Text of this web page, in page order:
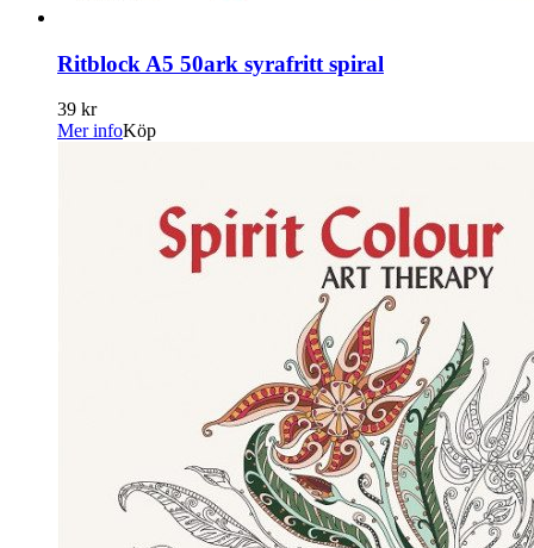
Ritblock A5 50ark syrafritt spiral
39 kr
Mer infoKöp